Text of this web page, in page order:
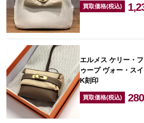
買取価格(税込)
エルメス ケリー・
ゥープ ヴォー・ス
K刻印
買取価格(税込)